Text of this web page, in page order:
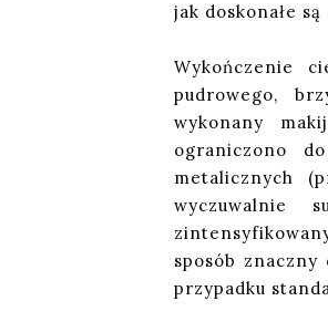
jak doskonałe
Wykończenie
pudrowego,
wykonany
ograniczono
metalicznych
wyczuwalnie
sposób
przypadku